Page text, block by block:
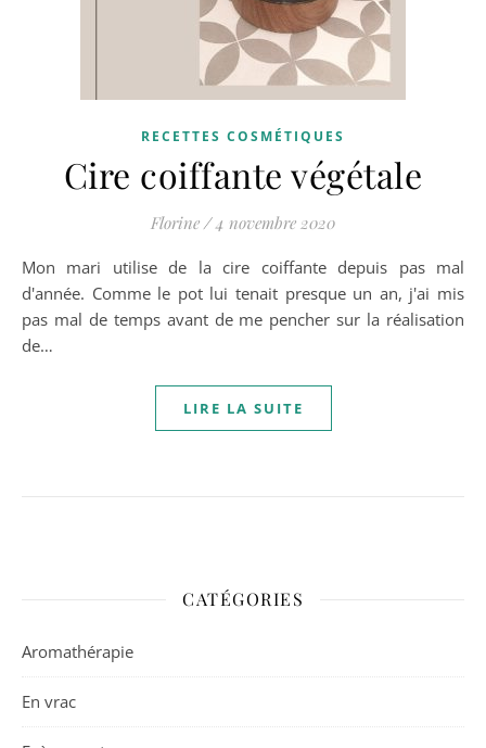
RECETTES COSMÉTIQUES
Cire coiffante végétale
Florine / 4 novembre 2020
Mon mari utilise de la cire coiffante depuis pas mal
d'année. Comme le pot lui tenait presque un an, j'ai mis
pas mal de temps avant de me pencher sur la réalisation
de…
LIRE LA SUITE
CATÉGORIES
Aromathérapie
En vrac